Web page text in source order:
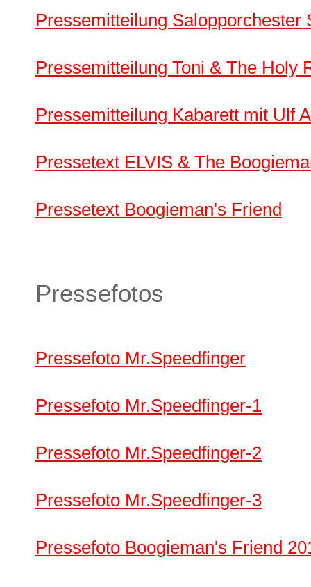
Pressemitteilung
Pressemitteilung Toni & The Holy
Pressemitteilung Kabarett mit Ulf
Pressetext ELVIS & The
Pressetext Boogieman's Friend
Pressefotos
Pressefoto Mr.Speedfinger
Pressefoto Mr.Speedfinger-1
Pressefoto Mr.Speedfinger-2
Pressefoto Mr.Speedfinger-3
Pressefoto Boogieman's Friend